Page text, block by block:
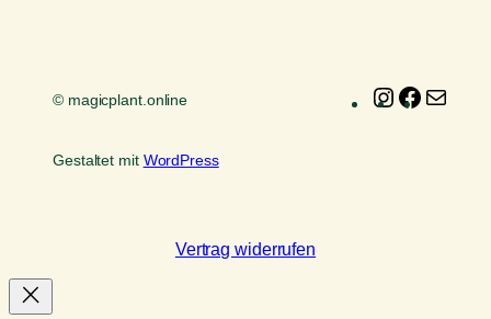
© magicplant.online Instagram
Gestaltet mit WordPress
Vertrag widerrufen